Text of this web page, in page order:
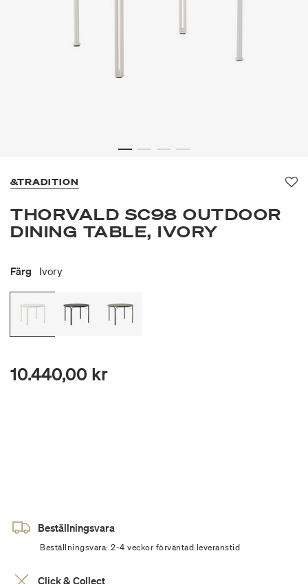
&TRADITION
THORVALD SC98 OUTDOOR
DINING TABLE, IVORY
Färg Ivory
10.440,00 kr
Beställningsvara
Beställningsvara: 2-4 veckor förväntad leveranstid
Click & Collect